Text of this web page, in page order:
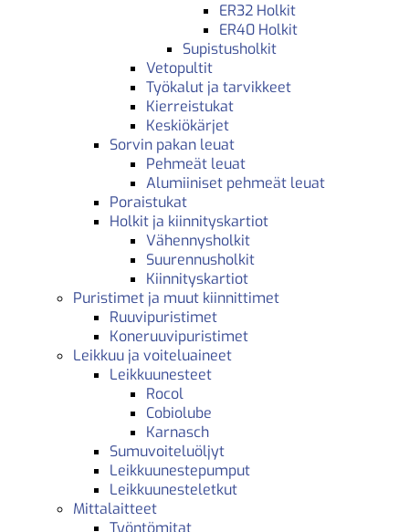
ER32 Holkit
ER40 Holkit
Supistusholkit
Vetopultit
Työkalut ja tarvikkeet
Kierreistukat
Keskiökärjet
Sorvin pakan leuat
Pehmeät leuat
Alumiiniset pehmeät leuat
Poraistukat
Holkit ja kiinnityskartiot
Vähennysholkit
Suurennusholkit
Kiinnityskartiot
Puristimet ja muut kiinnittimet
Ruuvipuristimet
Koneruuvipuristimet
Leikkuu ja voiteluaineet
Leikkuunesteet
Rocol
Cobiolube
Karnasch
Sumuvoiteluöljyt
Leikkuunestepumput
Leikkuunesteletkut
Mittalaitteet
Työntömitat